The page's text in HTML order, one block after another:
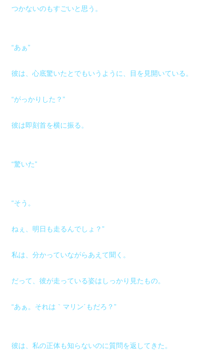
つかないのもすごいと思う。
“あぁ”
彼は、心底驚いたとでもいうように、目を見開いている。
“がっかりした？”
彼は即刻首を横に振る。
“驚いた”
“そう。
ねぇ、明日も走るんでしょ？”
私は、分かっていながらあえて聞く。
だって、彼が走っている姿はしっかり見たもの。
“あぁ。それは｀マリン´もだろ？”
彼は、私の正体も知らないのに質問を返してきた。